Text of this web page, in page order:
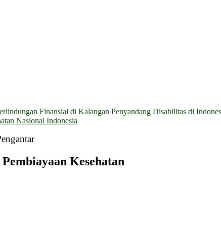
Finansial di Kalangan Penyandang Disabilitas di
Nasional Indonesia
Kesehatan